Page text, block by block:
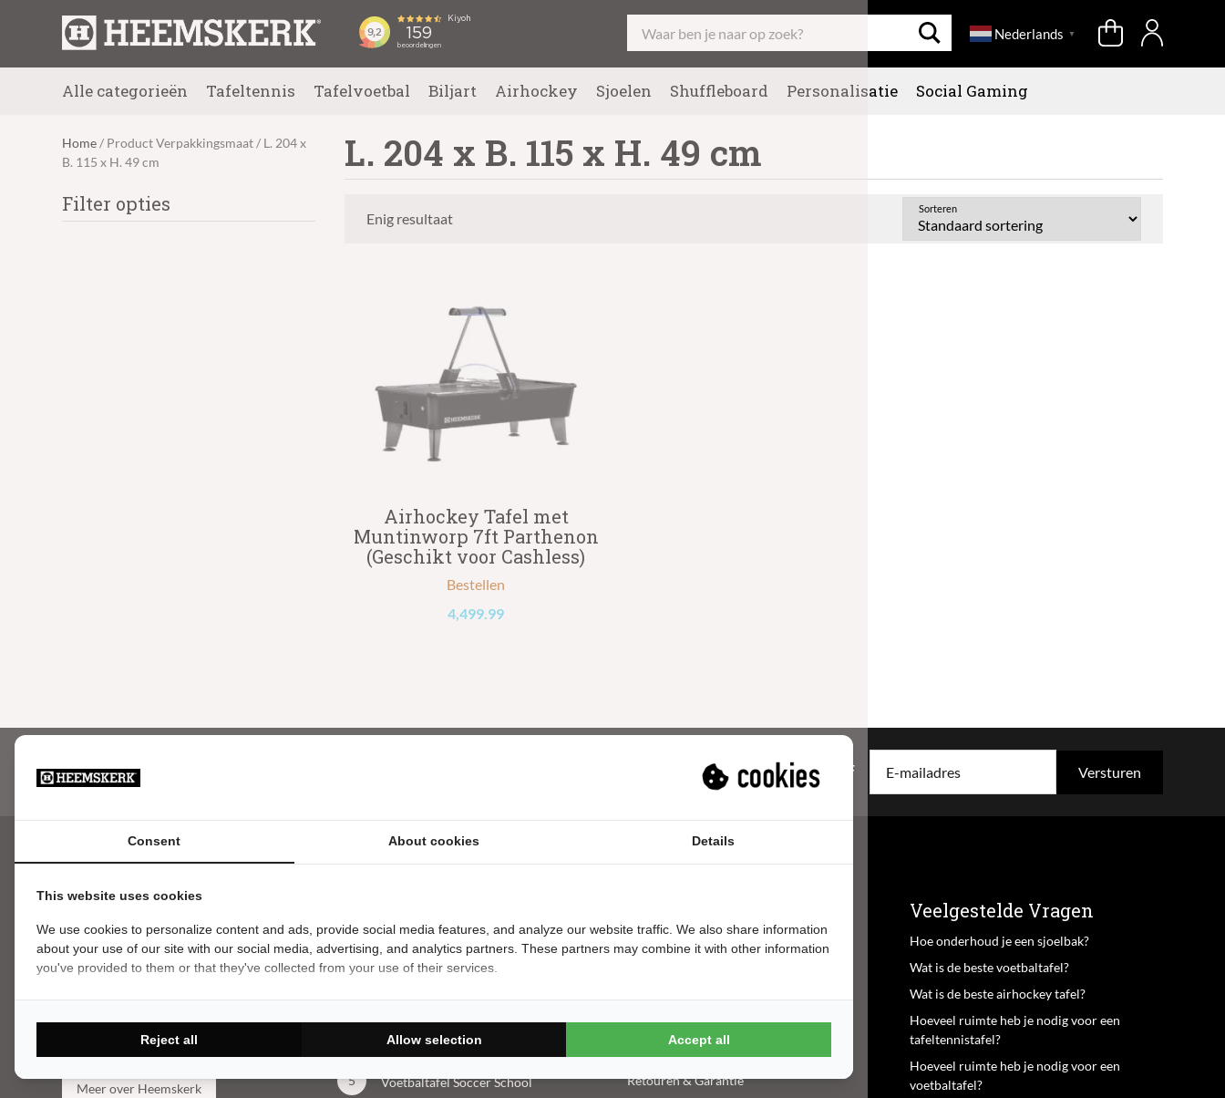
Nederlands ▼
Alle categorieën Tafeltennis Tafelvoetbal Biljart Airhockey Sjoelen Shuffleboard Personalisatie Social Gaming
Home/ Product Verpakkingsmaat / L. 204 x
B. 115 x H. 49 cm
Filter opties
L. 204 x B. 115 x H. 49 cm
Enig resultaat
Sorteren
Airhockey Tafel met
Muntinworp 7ft Parthenon
(Geschikt voor Cashless)
Bestellen
4,499.99
Nieuwsbrief E-mailadres
Heemskerk leverde in 1939 zijn eerste
tafeltennistafel
. Daarnaast staan de
pingpongballetjes
tafeltennisbatjesniet.
Meer over Heemskerk
Sjoelschijven (ANS gecerticifeerd)
Tafeltennisbatje Icebreaker 2 ster
Voetbaltafel Soccer School
Contact
Bezorging
Betaalgegevens
Veelgestelde vragen
Retouren & Garantie
Veelgestelde Vragen
Hoe onderhoud je een sjoelbak?
Wat is de beste voetbaltafel?
Wat is de beste airhockey tafel?
Hoeveel ruimte heb je nodig voor een
tafeltennistafel?
Hoeveel ruimte heb je nodig voor een
voetbaltafel?
Consent About cookies Details
This website uses cookies
We use cookies to personalize content and ads, provide social media features, and analyze our website traffic. We also share information
about your use of our site with our social media, advertising, and analytics partners. These partners may combine it with other information
you've provided to them or that they've collected from your use of their services.
Reject all Allow selection Accept all